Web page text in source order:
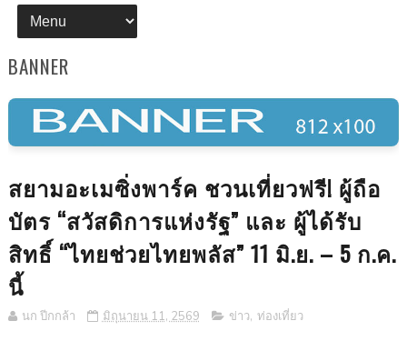
BANNER
สยามอะเมซิ่งพาร์ค ชวนเที่ยวฟรี! ผู้ถือ
บัตร “สวัสดิการแห่งรัฐ” และ ผู้ได้รับ
สิทธิ์ “ไทยช่วยไทยพลัส” 11 มิ.ย. – 5 ก.ค.
นี้
นก ปีกกล้า มิถุนายน 11, 2569 ข่าว, ท่องเที่ยว